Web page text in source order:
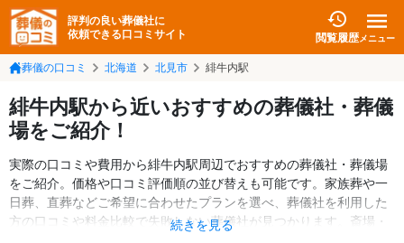
評判の良い葬儀社に
依頼できる口コミサイト
閲覧履歴メニュー
葬儀の口コミ 北海道 北見市 緋牛内駅
緋牛内駅から近いおすすめの葬儀社・葬儀
場をご紹介！
実際の口コミや費用から緋牛内駅周辺でおすすめの葬儀社・葬儀場
をご紹介。価格や口コミ評価順の並び替えも可能です。家族葬や一
日葬、直葬などご希望に合わせたプランを選べ、葬儀社を利用した
方の口コミや料金比較で失敗しない葬儀社が見つかります。斎場・
続きを見る